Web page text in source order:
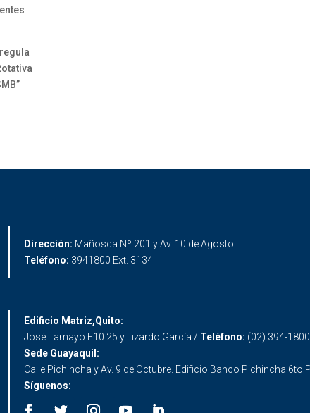
Dirección: Mañosca Nº 201 y Av. 10 de Agosto
Teléfono: 3941800 Ext. 3134
Edificio Matriz,Quito:
José Tamayo E10 25 y Lizardo García / Teléfono: (02) 394-1800
Sede Guayaquil:
Calle Pichincha y Av. 9 de Octubre. Edificio Banco Pichincha 6to
Síguenos: